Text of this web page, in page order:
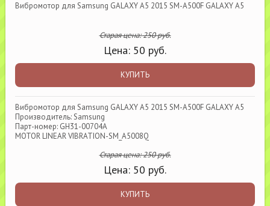
Вибромотор для Samsung GALAXY A5 2015 SM-A500F GALAXY A5
Старая цена:250руб.
Цена: 50 руб.
КУПИТЬ
Вибромотор для Samsung GALAXY A5 2015 SM-A500F GALAXY A5
Производитель: Samsung
Парт-номер: GH31-00704A
MOTOR LINEAR VIBRATION-SM_A5008Q
Старая цена:250руб.
Цена: 50 руб.
КУПИТЬ